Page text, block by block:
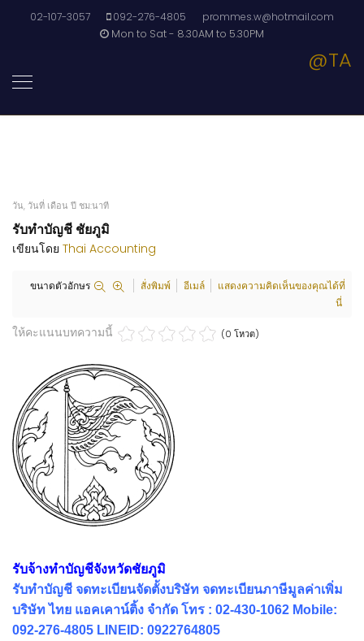
02-107-3057 092-276-4805
prommes.w@hotmail.com
Mon to Sat - 8.30AM to 5.30PM
@TA
วัน, วันที่ เดือน ปี ชม:นาที
รับทำบัญชี ชัยภูมิ
เขียนโดย Thai Accounting
ขนาดตัวอักษร สั่งพิมพ์ อีเมล์
แสดงความคิดเห็นของคุณได้ที่
นี่
ให้คะแนนบทความนี้ (0 โหวต)
รับจ้างทำบัญชีจังหวัดชัยภูมิ
รับทำบัญชี จดทะเบียนจัดตั้งบริษัท จดทะเบียนภาษีมูลค่าเพิ่ม
บริษัท ไทย แอคเคาน์ติ้ง จำกัด โทร : 02-430-1062 Mobile:
092-276-4805 LINEID: 0922764805